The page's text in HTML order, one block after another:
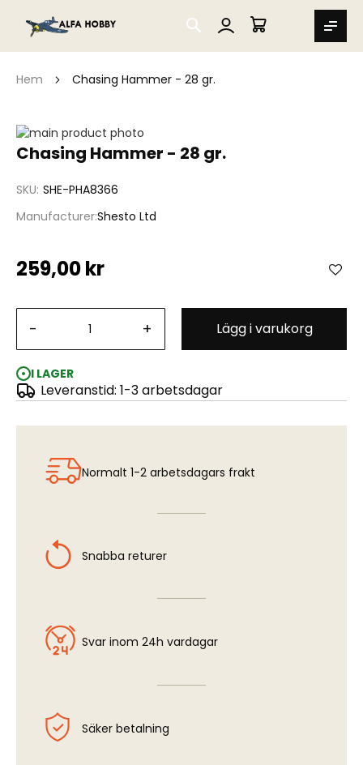
SEARCH
MIN VARUKORG
Hem Chasing Hammer - 28 gr.
Chasing Hammer - 28 gr.
SKU SHE-PHA8366
ManufacturerShesto Ltd
259,00 kr
- + Lägg i varukorg
I LAGER
Leveranstid: 1-3 arbetsdagar
Hoppa
till
bildgalleriet
Chasing Hammer - 28 gr.
Hoppa
av
bildgalleriet
Normalt 1-2 arbetsdagars frakt
Snabba returer
Svar inom 24h vardagar
Säker betalning